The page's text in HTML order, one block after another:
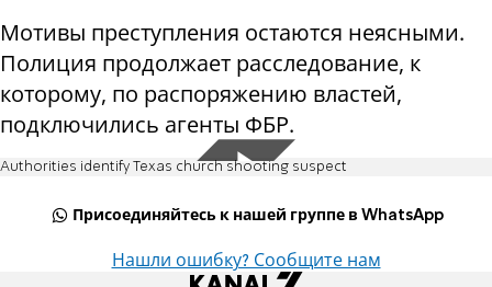
Мотивы преступления остаются неясными.
Полиция продолжает расследование, к
которому, по распоряжению властей,
подключились агенты ФБР.
Authorities identify Texas church shooting suspect
Присоединяйтесь к нашей группе в WhatsApp
Нашли ошибку? Сообщите нам